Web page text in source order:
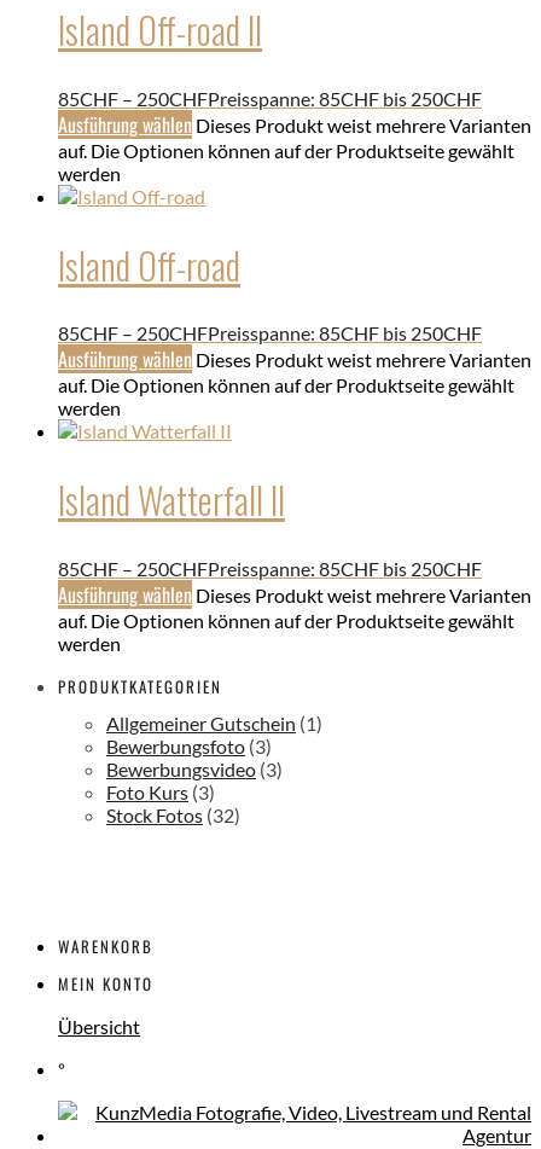
Island Off-road II
85CHF – 250CHFPreisspanne: 85CHF bis 250CHF
Ausführung wählen Dieses Produkt weist mehrere Varianten
auf. Die Optionen können auf der Produktseite gewählt
werden
Island Off-road
85CHF – 250CHFPreisspanne: 85CHF bis 250CHF
Ausführung wählen Dieses Produkt weist mehrere Varianten
auf. Die Optionen können auf der Produktseite gewählt
werden
Island Watterfall II
85CHF – 250CHFPreisspanne: 85CHF bis 250CHF
Ausführung wählen Dieses Produkt weist mehrere Varianten
auf. Die Optionen können auf der Produktseite gewählt
werden
PRODUKTKATEGORIEN
Allgemeiner Gutschein (1)
Bewerbungsfoto (3)
Bewerbungsvideo (3)
Foto Kurs (3)
Stock Fotos (32)
WARENKORB
MEIN KONTO
Übersicht
°